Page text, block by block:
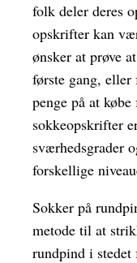
folk deler deres
opskrifter kan
ønsker at prøve
første gang, eller
penge på at
sokkeopskrifter
sværhedsgrader
forskellige
Sokker på
metode til at
rundpind i